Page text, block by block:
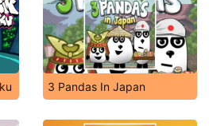
3 Pandas In Japan